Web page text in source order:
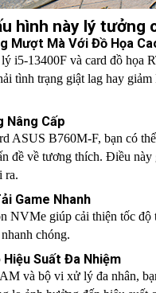
hình này lý tưởng
Mượt Mà Với Đồ Họa
i5-13400F và card đồ họa
tình trạng giật lag hay
Nâng Cấp
ASUS B760M-F, bạn có
đề về tương thích. Điều
ra.
Game Nhanh
NVMe giúp cải thiện tốc độ
chóng.
Hiệu Suất Đa Nhiệm
và bộ vi xử lý đa nhân,